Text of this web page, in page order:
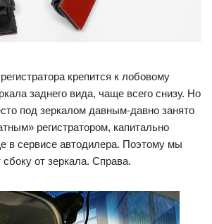
крепится к лобовому
заднего вида, чаще всего снизу. Но
под зеркалом давным-давно занято
регистратором, капитально
в сервисе автодилера. Поэтому мы
от зеркала. Справа.